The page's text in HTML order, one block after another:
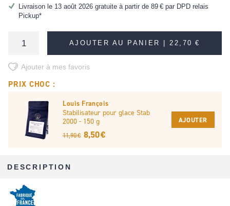
Livraison le 13 août 2026 gratuite à partir de 89 €par DPD relais
Pickup*
AJOUTER AU PANIER |22,70 €
Ajouter à mes favoris
PRIX CHOC :
Louis François
Stabilisateur pour glace Stab
2000 - 150 g
11,90 € 8,50 €
AJOUTER
DESCRIPTION